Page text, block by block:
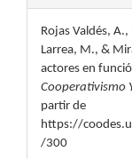
del
artículo
Rojas Valdés,
Larrea, M., &
actores en
Cooperativismo
partir de
https://
/300